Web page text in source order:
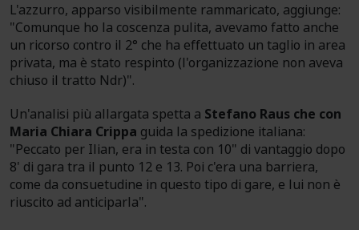
L'azzurro, apparso visibilmente rammaricato, aggiunge:
"Comunque ho la coscenza pulita, avevamo fatto anche
un ricorso contro il 2° che ha effettuato un taglio in area
privata, ma è stato respinto (l'organizzazione non aveva
chiuso il tratto Ndr)".
Un'analisi più allargata spetta a Stefano Raus che con
Maria Chiara Crippa guida la spedizione italiana:
"Peccato per Ilian, era in testa con 10" di vantaggio dopo
8' di gara tra il punto 12 e 13. Poi c'era una barriera,
come da consuetudine in questo tipo di gare, e lui non è
riuscito ad anticiparla".